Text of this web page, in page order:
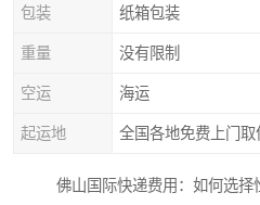
包装 纸箱包装
重量 没有限制
空运 海运
起运地 全国各地免费上门取
佛山国际快递费用：如何选